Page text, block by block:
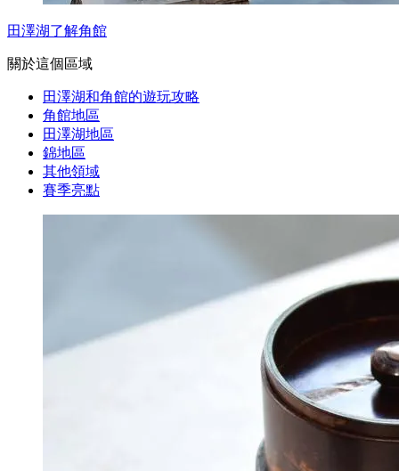
田澤湖了解角館
關於這個區域
田澤湖和角館的遊玩攻略
角館地區
田澤湖地區
錦地區
其他領域
賽季亮點